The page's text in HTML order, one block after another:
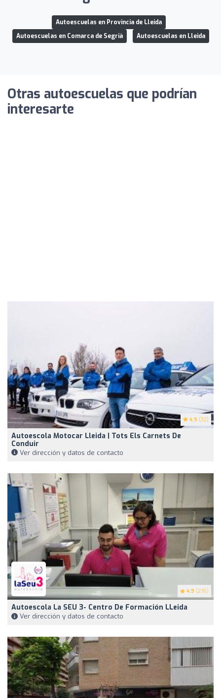
Autoescuelas en Provincia de Lleida
Autoescuelas en Comarca de Segrià
Autoescuelas en Lleida
Otras autoescuelas que podrían
interesarte
4.9 (32)
Autoescola Motocar Lleida | Tots Els Carnets De
Conduir
Ver dirección y datos de contacto
4.9 (276)
Autoescola La SEU 3- Centro De Formación LLeida
Ver dirección y datos de contacto